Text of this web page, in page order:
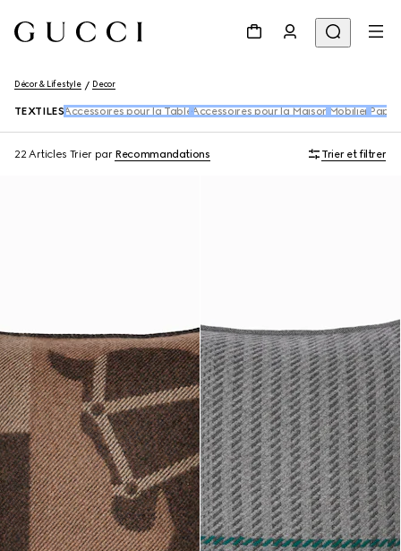
Décor & Lifestyle Decor
TEXTILES Accessoires pour la TableAccessoires pour la Maison Mobilier
22 Articles Trier par Recommandations Trier et filtrer